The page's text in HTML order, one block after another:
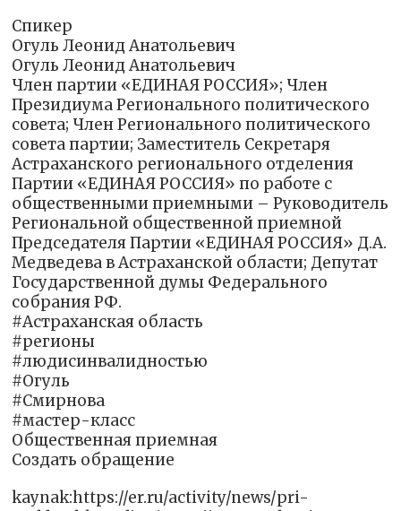
Спикер
Огуль Леонид Анатольевич
Огуль Леонид Анатольевич
Член партии «ЕДИНАЯ РОССИЯ»; Член
Президиума Регионального политического
совета; Член Регионального политического
совета партии; Заместитель Секретаря
Астраханского регионального отделения
Партии «ЕДИНАЯ РОССИЯ» по работе с
общественными приемными – Руководитель
Региональной общественной приемной
Председателя Партии «ЕДИНАЯ РОССИЯ» Д.А.
Медведева в Астраханской области; Депутат
Государственной думы Федерального
собрания РФ.
#Астраханская область
#регионы
#людисинвалидностью
#Огуль
#Смирнова
#мастер-класс
Общественная приемная
Создать обращение
kaynak:https://er.ru/activity/news/pri-